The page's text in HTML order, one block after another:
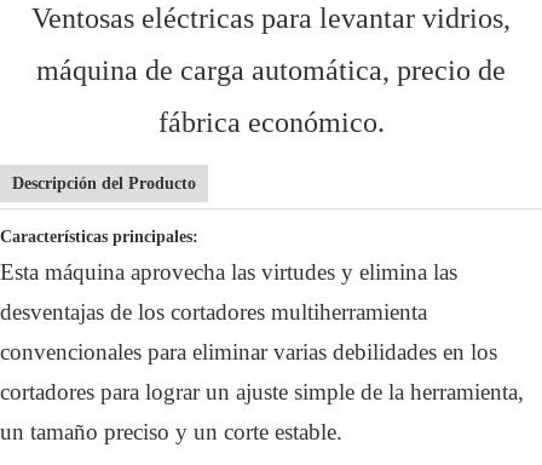
Ventosas eléctricas para levantar vidrios,
máquina de carga automática, precio de
fábrica económico.
Descripción del Producto
Características principales:
Esta máquina aprovecha las virtudes y elimina las
desventajas de los cortadores multiherramienta
convencionales para eliminar varias debilidades en los
cortadores para lograr un ajuste simple de la herramienta,
un tamaño preciso y un corte estable.